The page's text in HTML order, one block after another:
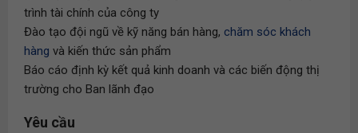
trình tài chính của công ty
Đào tạo đội ngũ về kỹ năng bán hàng, chăm sóc khách
hàng và kiến thức sản phẩm
Báo cáo định kỳ kết quả kinh doanh và các biến động thị
trường cho Ban lãnh đạo
Yêu cầu